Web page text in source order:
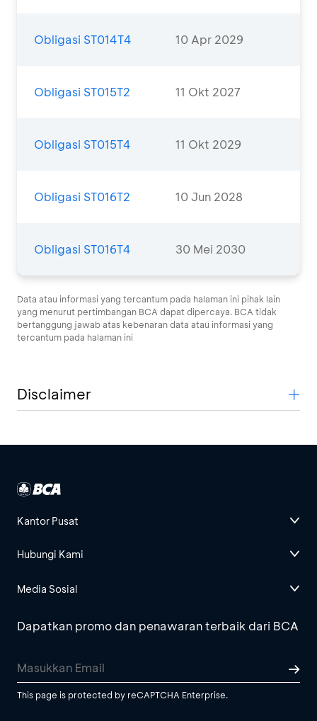
Obligasi ST014T4 10 Apr 2029
Obligasi ST015T2 11 Okt 2027
Obligasi ST015T4 11 Okt 2029
Obligasi ST016T2 10 Jun 2028
Obligasi ST016T4 30 Mei 2030
Data atau informasi yang tercantum pada halaman ini pihak lain
yang menurut pertimbangan BCA dapat dipercaya. BCA tidak
bertanggung jawab atas kebenaran data atau informasi yang
tercantum pada halaman ini
Disclaimer
Kantor Pusat
Hubungi Kami
Media Sosial
Dapatkan promo dan penawaran terbaik dari BCA
This page is protected by reCAPTCHA Enterprise.